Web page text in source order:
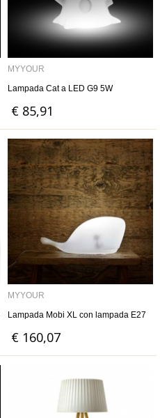
MYYOUR
Lampada Cat a LED G9 5W
€ 85,91
MYYOUR
Lampada Mobi XL con lampada E27
€ 160,07